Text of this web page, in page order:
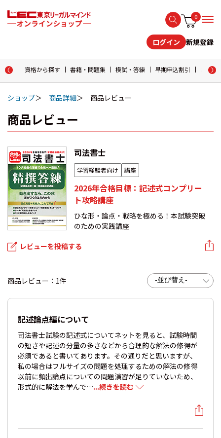
0
ログイン 新規登録
資格から探す 書籍・問題集 模試・答練 早期申込割引 おため
ショップ 商品詳細 商品レビュー
商品レビュー
司法書士
学習経験者向け 講座
2026年合格目標：記述式コンプリー
ト攻略講座
ひな形・論点・戦略を極める！本試験突破
のための実践講座
レビューを投稿する
商品レビュー：1件
記述論点編について
司法書士試験の記述式についてネットを見ると、試験時間
の短さや記述の分量の多さなどから合理的な解法の修得が
必須であると書いてあります。その通りだと思いますが、
私の場合はフルサイズの問題を処理するための解法の修得
以前に頻出論点についての問題演習が足りていないため、
形式的に解法を学んで…...続きを読む